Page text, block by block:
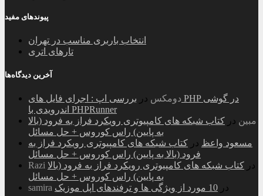
پیوندهای مفید
انتخاب باربری مناسب در تهران
تارهای اتری
آخرین دیدگاه‌ها
دومکس در بررسی اپ : اجرای فایل های PHP در گوشی
اندرویدی با PHPRunner
مبین در کتاب شبکه های کامپیوتری رویکرد فراز به فرود (بالا
به پایین) راس کوروس + حل مسائل
مسعود واعظ در کتاب شبکه های کامپیوتری رویکرد فراز به
فرود (بالا به پایین) راس کوروس + حل مسائل
Razi
در کتاب شبکه های کامپیوتری رویکرد فراز به فرود (بالا
به پایین) راس کوروس + حل مسائل
samira
در 10 مورد از ویژگی ها و ترفندهای اپل موزیک